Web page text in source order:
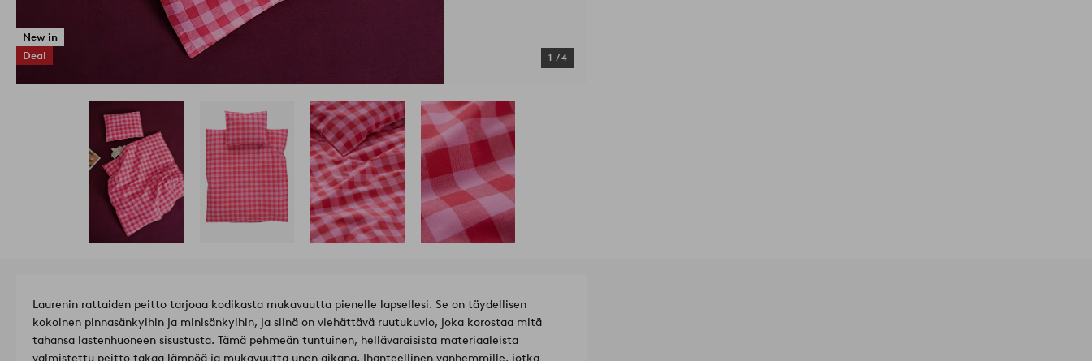
New in
Deal
1 /4
Laurenin rattaiden peitto tarjoaa kodikasta mukavuutta pienelle lapsellesi. Se on täydellisen
kokoinen pinnasänkyihin ja minisänkyihin, ja siinä on viehättävä ruutukuvio, joka korostaa mitä
tahansa lastenhuoneen sisustusta. Tämä pehmeän tuntuinen, hellävaraisista materiaaleista
valmistettu peitto takaa lämpöä ja mukavuutta unen aikana. Ihanteellinen vanhemmille, jotka